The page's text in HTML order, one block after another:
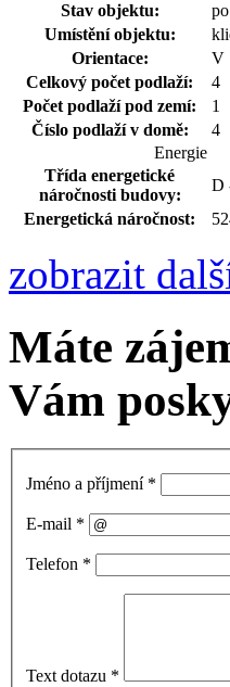
Stav objektu:
Umístění objektu:
Orientace:
V
Celkový počet podlaží:
4
Počet podlaží pod zemí:
1
Číslo podlaží v domě:
4
Energie
Třída energetické
náročnosti budovy:
D
Energetická náročnost:
zobrazit
Máte
Vám
Jméno a příjmení *
E-mail *
Telefon *
Text dotazu *